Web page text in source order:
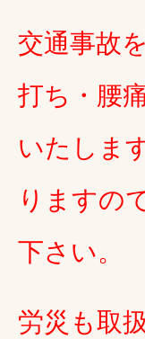
交通事故
打ち・腰
いたしま
りますの
下さい。
労災も取